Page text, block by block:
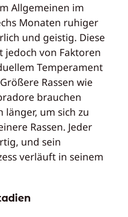
Allgemeinen im
Monaten ruhiger
und geistig. Diese
jedoch von Faktoren
Temperament
Rassen wie
brauchen
um sich zu
Rassen. Jeder
und sein
verläuft in seinem